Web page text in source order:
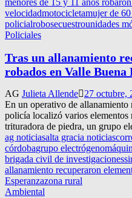
menores de 15 y 11 años
velocidadmotocicletamujer de
policialrobosecuestrounidades
Policiales
Tras un allanamiento
robados en Valle Buena
AG Julieta Allende 27 octubre,
En un operativo de allanamiento
policía localizó varios
trituradora de piedra, un grupo
ag noticiasalta gracia noticias
córdobagrupo electrógeno
brigada civil de investigaciones
allanamiento recuperaron
Esperanzazona rural
Ambiental